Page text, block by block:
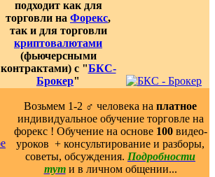
подходит как для
торговли на Форекс,
так и для торговли
криптовалютами
(фьючерсными
контрактами) с "БКС-
Брокер"
Возьмем 1-2 ‍♂️ человека на платное
индивидуальное обучение торговле на
форекс ! Обучение на основе 100видео-
уроков ️ + консультирование и разборы,
советы, обсуждения. Подробности
тут и в личном общении...